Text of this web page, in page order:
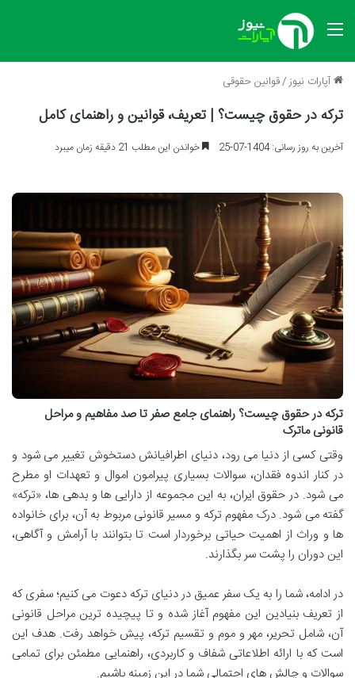
منو
آپارات نیوز/قوانین حقوقی
ترکه در حقوق چیست؟ | تعریف، قوانین و راهنمای کامل
آخرین به روز رسانی: 1404-07-25 خواندن این مطلب 21 دقیقه زمان میبرد
ترکه در حقوق چیست؟ راهنمای جامع صفر تا صد مفاهیم و مراحل
قانونی ماترک
وقتی کسی از دنیا می رود، دنیای اطرافیانش دستخوش تغییر می شود و
در کنار اندوه فقدان، سوالات بسیاری پیرامون اموال و تعهدات او مطرح
می شود. در حقوق ایران، به این مجموعه از دارایی ها و بدهی ها، «ترکه»
گفته می شود. درک مفهوم ترکه و مسیر قانونی مربوط به آن، برای خانواده
ها و وراث از اهمیت حیاتی برخوردار است تا بتوانند با آرامش و آگاهی،
این دوران را پشت سر بگذارند.
در ادامه، شما را به یک سفر عمیق در دنیای ترکه دعوت می کنیم؛ سفری که
از تعریف بنیادین این مفهوم آغاز شده و تا پیچیده ترین مراحل قانونی
آن، شامل تحریر، مهر و موم و تقسیم ترکه، پیش خواهد رفت. هدف این
است که با ارائه اطلاعاتی شفاف و کاربردی، راهنمایی مطمئن برای تمامی
سوالات و چالش های احتمالی شما در این زمینه باشیم.